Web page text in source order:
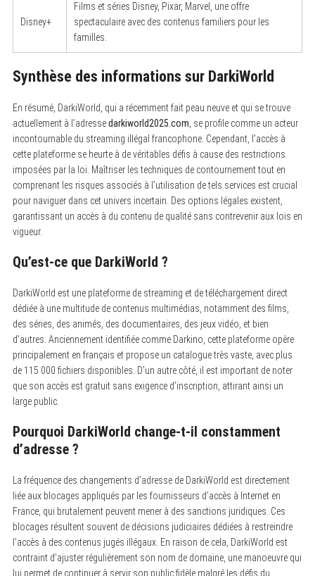
Disney+
Films et séries Disney, Pixar, Marvel, une offre
spectaculaire avec des contenus familiers pour les
familles.
Synthèse des informations sur DarkiWorld
En résumé, DarkiWorld, qui a récemment fait peau neuve et qui se trouve
actuellement à l’adressedarkiworld2025.com , se profile comme un acteur
incontournable du streaming illégal francophone. Cependant, l’accès à
cette plateforme se heurte à de véritables défis à cause des restrictions
imposées par la loi. Maîtriser les techniques de contournement tout en
comprenant les risques associés à l’utilisation de tels services est crucial
pour naviguer dans cet univers incertain. Des options légales existent,
garantissant un accès à du contenu de qualité sans contrevenir aux lois en
vigueur.
Qu’est-ce que DarkiWorld ?
DarkiWorld est une plateforme de streaming et de téléchargement direct
dédiée à une multitude de contenus multimédias, notamment des films,
des séries, des animés, des documentaires, des jeux vidéo, et bien
d’autres. Anciennement identifiée comme Darkino, cette plateforme opère
principalement en français et propose un catalogue très vaste, avec plus
de 115 000 fichiers disponibles. D’un autre côté, il est important de noter
que son accès est gratuit sans exigence d’inscription, attirant ainsi un
large public.
Pourquoi DarkiWorld change-t-il constamment
d’adresse ?
La fréquence des changements d’adresse de DarkiWorld est directement
liée aux blocages appliqués par les fournisseurs d’accès à Internet en
France, qui brutalement peuvent mener à des sanctions juridiques. Ces
blocages résultent souvent de décisions judiciaires dédiées à restreindre
l’accès à des contenus jugés illégaux. En raison de cela, DarkiWorld est
contraint d’ajuster régulièrement son nom de domaine, une manoeuvre qui
lui permet de continuer à servir son public fidèle malgré les défis du